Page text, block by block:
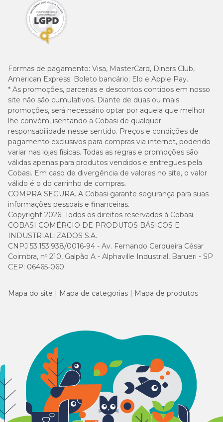
Formas de pagamento: Visa, MasterCard, Diners Club,
American Express; Boleto bancário; Elo e Apple Pay.
* As promoções, parcerias e descontos contidos em nosso
site não são cumulativos. Diante de duas ou mais
promoções, será necessário optar por aquela que melhor
lhe convém, isentando a Cobasi de qualquer
responsabilidade nesse sentido. Preços e condições de
pagamento exclusivos para compras via internet, podendo
variar nas lojas físicas. Todas as regras e promoções são
válidas apenas para produtos vendidos e entregues pela
Cobasi. Em caso de divergência de valores no site, o valor
válido é o do carrinho de compras.
COMPRA SEGURA. A Cobasi garante segurança para suas
informações pessoais e financeiras.
Copyright 2026. Todos os direitos reservados à Cobasi.
COBASI COMÉRCIO DE PRODUTOS BÁSICOS E
INDUSTRIALIZADOS S.A.
CNPJ 53.153.938/0016-94 - Av. Fernando Cerqueira César
Coimbra, nº 210, Galpão A - Alphaville Industrial, Barueri - SP
CEP: 06465-060
Mapa do site Mapa de categorias Mapa de produtos